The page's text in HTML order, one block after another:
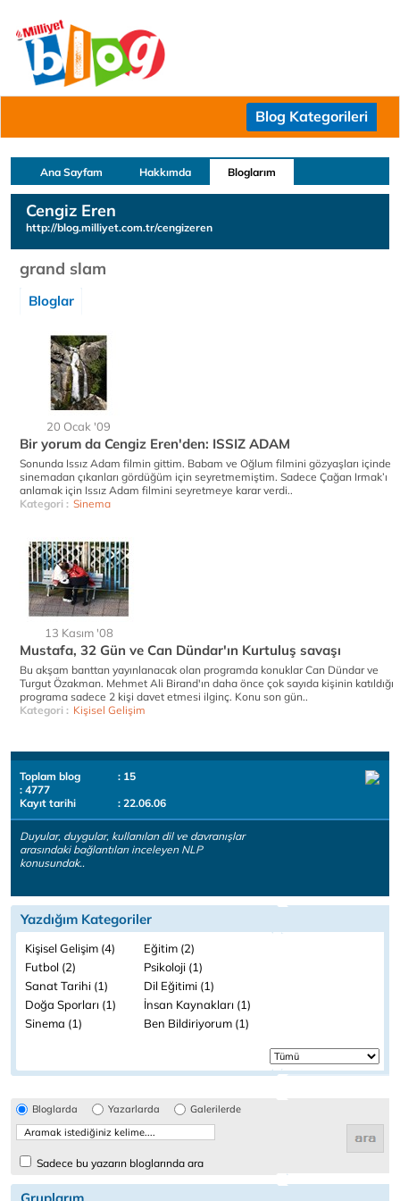
Blog Kategorileri
Ana Sayfam Hakkımda Bloglarım
Cengiz Eren
http://blog.milliyet.com.tr/cengizeren
grand slam
Bloglar
20 Ocak '09
Bir yorum da Cengiz Eren'den: ISSIZ ADAM
Sonunda Issız Adam filmin gittim. Babam ve Oğlum filmini gözyaşları içinde
sinemadan çıkanları gördüğüm için seyretmemiştim. Sadece Çağan Irmak’ı
anlamak için Issız Adam filmini seyretmeye karar verdi..
Kategori : Sinema
13 Kasım '08
Mustafa, 32 Gün ve Can Dündar'ın Kurtuluş savaşı
Bu akşam banttan yayınlanacak olan programda konuklar Can Dündar ve
Turgut Özakman. Mehmet Ali Birand'ın daha önce çok sayıda kişinin katıldığı
programa sadece 2 kişi davet etmesi ilginç. Konu son gün..
Kategori : Kişisel Gelişim
Toplam blog
: 15
: 4777
Kayıt tarihi
: 22.06.06
Duyular, duygular, kullanılan dil ve davranışlar
arasındaki bağlantıları inceleyen NLP
konusundak..
Yazdığım Kategoriler
Kişisel Gelişim (4)
Eğitim (2)
Futbol (2)
Psikoloji (1)
Sanat Tarihi (1)
Dil Eğitimi (1)
Doğa Sporları (1)
İnsan Kaynakları (1)
Sinema (1)
Ben Bildiriyorum (1)
Bloglarda Yazarlarda Galerilerde
Sadece bu yazarın bloglarında ara